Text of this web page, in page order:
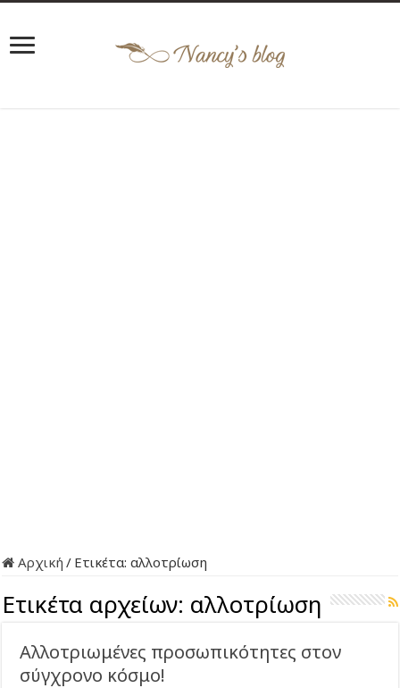
Αρχική / Ετικέτα:αλλοτρίωση
Ετικέτα αρχείων: αλλοτρίωση
Αλλοτριωμένες προσωπικότητες στον
σύγχρονο κόσμο!